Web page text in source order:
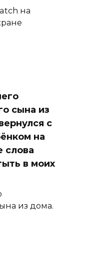
на
сына из
с
на
слова
в моих
из дома.